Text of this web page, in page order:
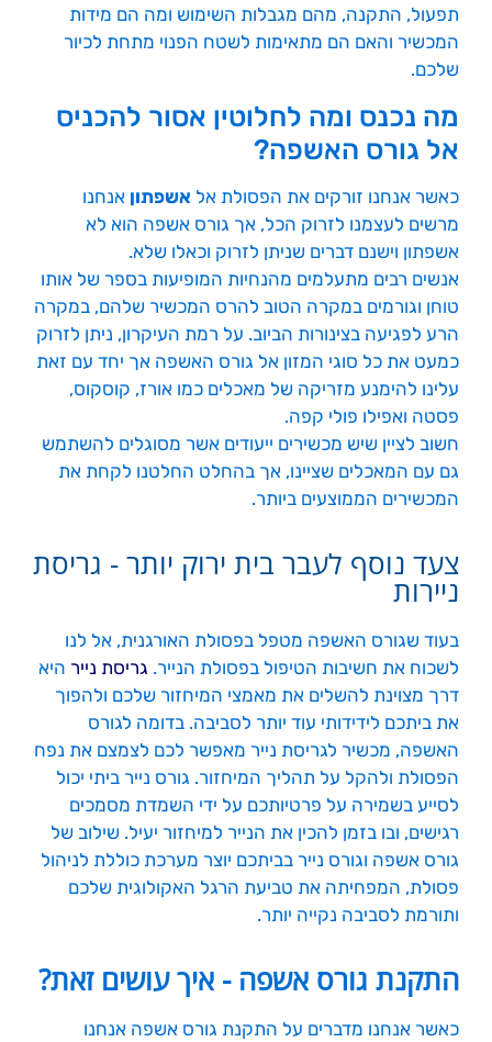
תפעול, התקנה, מהם מגבלות השימוש ומה הם מידות
המכשיר והאם הם מתאימות לשטח הפנוי מתחת לכיור
שלכם.
מה נכנס ומה לחלוטין אסור להכניס
אל גורס האשפה?
כאשר אנחנו זורקים את הפסולת אל אשפתון אנחנו
מרשים לעצמנו לזרוק הכל, אך גורס אשפה הוא לא
אשפתון וישנם דברים שניתן לזרוק וכאלו שלא.
אנשים רבים מתעלמים מהנחיות המופיעות בספר של אותו
טוחן וגורמים במקרה הטוב להרס המכשיר שלהם, במקרה
הרע לפגיעה בצינורות הביוב. על רמת העיקרון, ניתן לזרוק
כמעט את כל סוגי המזון אל גורס האשפה אך יחד עם זאת
עלינו להימנע מזריקה של מאכלים כמו אורז, קוסקוס,
פסטה ואפילו פולי קפה.
חשוב לציין שיש מכשירים ייעודים אשר מסוגלים להשתמש
גם עם המאכלים שציינו, אך בהחלט החלטנו לקחת את
המכשירים הממוצעים ביותר.
צעד נוסף לעבר בית ירוק יותר - גריסת
ניירות
בעוד שגורס האשפה מטפל בפסולת האורגנית, אל לנו
לשכוח את חשיבות הטיפול בפסולת הנייר. גריסת נייר היא
דרך מצוינת להשלים את מאמצי המיחזור שלכם ולהפוך
את ביתכם לידידותי עוד יותר לסביבה. בדומה לגורס
האשפה, מכשיר לגריסת נייר מאפשר לכם לצמצם את נפח
הפסולת ולהקל על תהליך המיחזור. גורס נייר ביתי יכול
לסייע בשמירה על פרטיותכם על ידי השמדת מסמכים
רגישים, ובו בזמן להכין את הנייר למיחזור יעיל. שילוב של
גורס אשפה וגורס נייר בביתכם יוצר מערכת כוללת לניהול
פסולת, המפחיתה את טביעת הרגל האקולוגית שלכם
ותורמת לסביבה נקייה יותר.
התקנת גורס אשפה - איך עושים זאת?
כאשר אנחנו מדברים על התקנת גורס אשפה אנחנו